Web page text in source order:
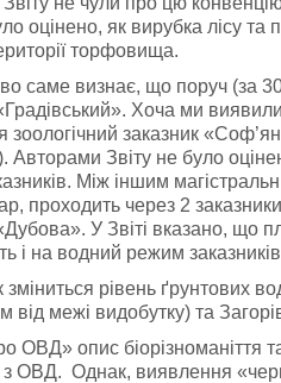
оцінено, як вирубка лісу
торфовища.
саме визнає, що поруч (за
Хоча ми
зоологічний заказник
Авторами Звіту не було
Між іншим
проходить через 2
У Звіті вказано, що
і на водний режим
зміниться рівень
від межі видобутку) та
ОВД» опис біорізноманіття
з ОВД. Однак, виявлення